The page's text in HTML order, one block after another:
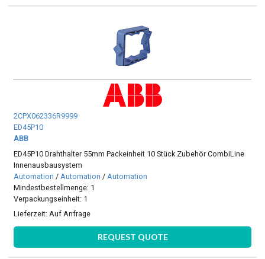
2CPX062336R9999
ED45P10
ABB
ED45P10 Drahthalter 55mm Packeinheit 10 Stück Zubehör CombiLine
Innenausbausystem
Automation / Automation / Automation
Mindestbestellmenge: 1
Verpackungseinheit: 1
Lieferzeit: Auf Anfrage
REQUEST QUOTE